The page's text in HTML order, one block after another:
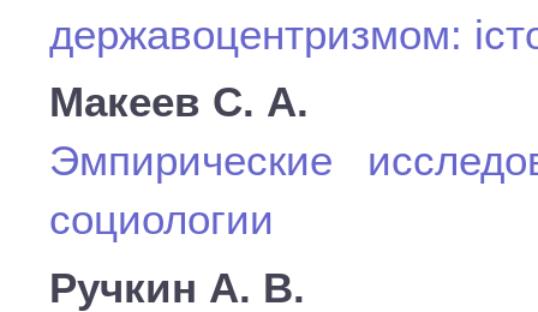
державоцентризмом:
Макеев С. А.
Эмпирические
социологии
Ручкин А. В.